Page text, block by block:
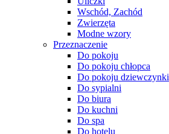
Wschód, Zachód
Zwierzęta
Modne wzory
Przeznaczenie
Do pokoju
Do pokoju chłopca
Do pokoju dziewczynki
Do sypialni
Do biura
Do kuchni
Do spa
Do hotelu